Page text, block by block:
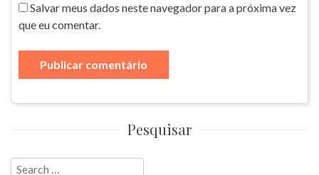
Salvar meus dados neste navegador para a próxima vez
que eu comentar.
Pesquisar
Search